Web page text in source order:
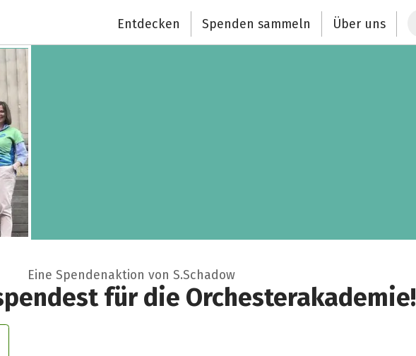
Entdecken Spenden sammeln Über uns
Eine Spendenaktion von S.Schadow
für die Orchesterakademie!